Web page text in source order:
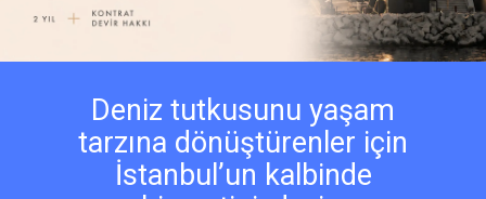
Deniz tutkusunu yaşam
tarzına dönüştürenler için
İstanbul’un kalbinde